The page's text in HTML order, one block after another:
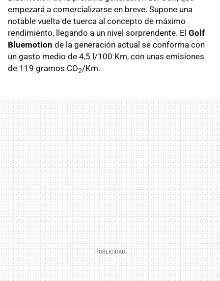
empezará a comercializarse en breve. Supone una
notable vuelta de tuerca al concepto de máximo
rendimiento, llegando a un nivel sorprendente. El Golf
Bluemotion de la generación actual se conforma con
un gasto medio de 4,5 l/100 Km, con unas emisiones
de 119 gramos CO2/Km.